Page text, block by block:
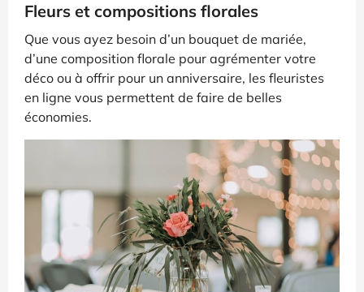
Fleurs et compositions florales
Que vous ayez besoin d’un bouquet de mariée,
d’une composition florale pour agrémenter votre
déco ou à offrir pour un anniversaire, les fleuristes
en ligne vous permettent de faire de belles
économies.